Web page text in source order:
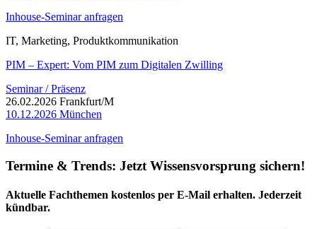
Inhouse-Seminar anfragen
IT, Marketing, Produktkommunikation
PIM – Expert: Vom PIM zum Digitalen Zwilling
Seminar / Präsenz
26.02.2026 Frankfurt/M
10.12.2026 München
Inhouse-Seminar anfragen
Termine & Trends: Jetzt Wissensvorsprung sichern!
Aktuelle Fachthemen kostenlos per E-Mail erhalten. Jederzeit
kündbar.